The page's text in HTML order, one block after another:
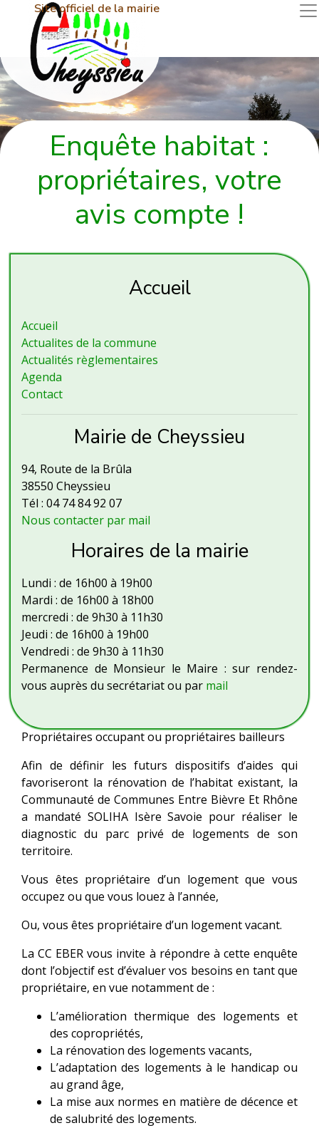
Site officiel de la mairie
Enquête habitat :
propriétaires, votre
avis compte !
Accueil
Accueil
Actualites de la commune
Actualités règlementaires
Agenda
Contact
Mairie de Cheyssieu
94, Route de la Brûla
38550 Cheyssieu
Tél : 04 74 84 92 07
Nous contacter par mail
Horaires de la mairie
Lundi : de 16h00 à 19h00
Mardi : de 16h00 à 18h00
mercredi : de 9h30 à 11h30
Jeudi : de 16h00 à 19h00
Vendredi : de 9h30 à 11h30
Permanence de Monsieur le Maire : sur rendez-
vous auprès du secrétariat ou par mail
Propriétaires occupant ou propriétaires bailleurs
Afin de définir les futurs dispositifs d’aides qui
favoriseront la rénovation de l’habitat existant, la
Communauté de Communes Entre Bièvre Et Rhône
a mandaté SOLIHA Isère Savoie pour réaliser le
diagnostic du parc privé de logements de son
territoire.
Vous êtes propriétaire d’un logement que vous
occupez ou que vous louez à l’année,
Ou, vous êtes propriétaire d’un logement vacant.
La CC EBER vous invite à répondre à cette enquête
dont l’objectif est d’évaluer vos besoins en tant que
propriétaire, en vue notamment de :
L’amélioration thermique des logements et
des copropriétés,
La rénovation des logements vacants,
L’adaptation des logements à le handicap ou
au grand âge,
La mise aux normes en matière de décence et
de salubrité des logements.